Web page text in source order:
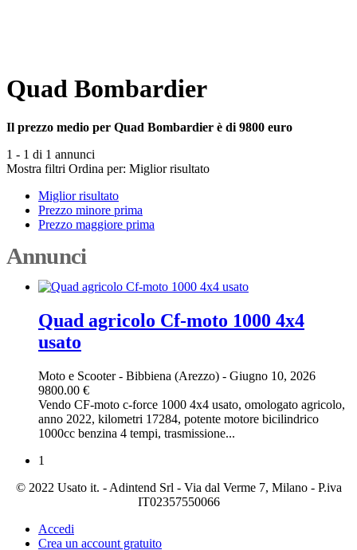
Quad Bombardier
Il prezzo medio per Quad Bombardier è di 9800 euro
1 - 1 di 1 annunci
Mostra filtri Ordina per: Miglior risultato
Miglior risultato
Prezzo minore prima
Prezzo maggiore prima
Annunci
Quad agricolo Cf-moto 1000 4x4
usato
Moto e Scooter- Bibbiena (Arezzo) - Giugno 10, 2026
9800.00 €
Vendo CF-moto c-force 1000 4x4 usato, omologato agricolo,
anno 2022, kilometri 17284, potente motore bicilindrico
1000cc benzina 4 tempi, trasmissione...
1
© 2022 Usato it. - Adintend Srl - Via dal Verme 7, Milano - P.iva
IT02357550066
Accedi
Crea un account gratuito